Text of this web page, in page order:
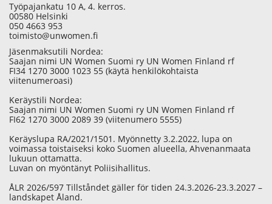
Työpajankatu 10 A, 4. kerros.
00580 Helsinki
050 4663 953
toimisto@unwomen.fi
Jäsenmaksutili Nordea:
Saajan nimi UN Women Suomi ry UN Women Finland rf
FI34 1270 3000 1023 55 (käytä henkilökohtaista
viitenumeroasi)
Keräystili Nordea:
Saajan nimi UN Women Suomi ry UN Women Finland rf
FI62 1270 3000 2089 39 (viitenumero 5555)
Keräyslupa RA/2021/1501. Myönnetty 3.2.2022, lupa on
voimassa toistaiseksi koko Suomen alueella, Ahvenanmaata
lukuun ottamatta.
Luvan on myöntänyt Poliisihallitus.
ÅLR 2026/597 Tillståndet gäller för tiden 24.3.2026-23.3.2027 –
landskapet Åland.